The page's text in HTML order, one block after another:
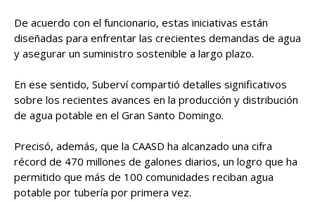
De acuerdo con el funcionario, estas iniciativas están
diseñadas para enfrentar las crecientes demandas de agua
y asegurar un suministro sostenible a largo plazo.
En ese sentido, Suberví compartió detalles significativos
sobre los recientes avances en la producción y distribución
de agua potable en el Gran Santo Domingo.
Precisó, además, que la CAASD ha alcanzado una cifra
récord de 470 millones de galones diarios, un logro que ha
permitido que más de 100 comunidades reciban agua
potable por tubería por primera vez.